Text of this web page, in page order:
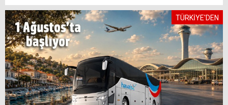
TÜRKİYE'DEN